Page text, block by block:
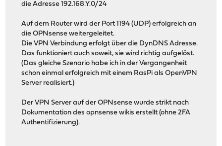
die Adresse 192.168.Y.0/24
Auf dem Router wird der Port 1194 (UDP) erfolgreich an
die OPNsense weitergeleitet.
Die VPN Verbindung erfolgt über die DynDNS Adresse.
Das funktioniert auch soweit, sie wird richtig aufgelöst.
(Das gleiche Szenario habe ich in der Vergangenheit
schon einmal erfolgreich mit einem RasPi als OpenVPN
Server realisiert.)
Der VPN Server auf der OPNsense wurde strikt nach
Dokumentation des opnsense wikis erstellt (ohne 2FA
Authentifizierung).